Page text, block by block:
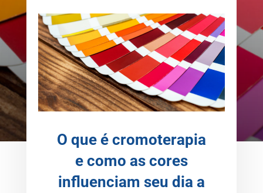
O que é cromoterapia
e como as cores
influenciam seu dia a